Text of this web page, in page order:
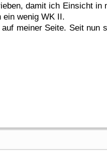
damit ich Einsicht in
ein wenig WK II.
meiner Seite. Seit nun